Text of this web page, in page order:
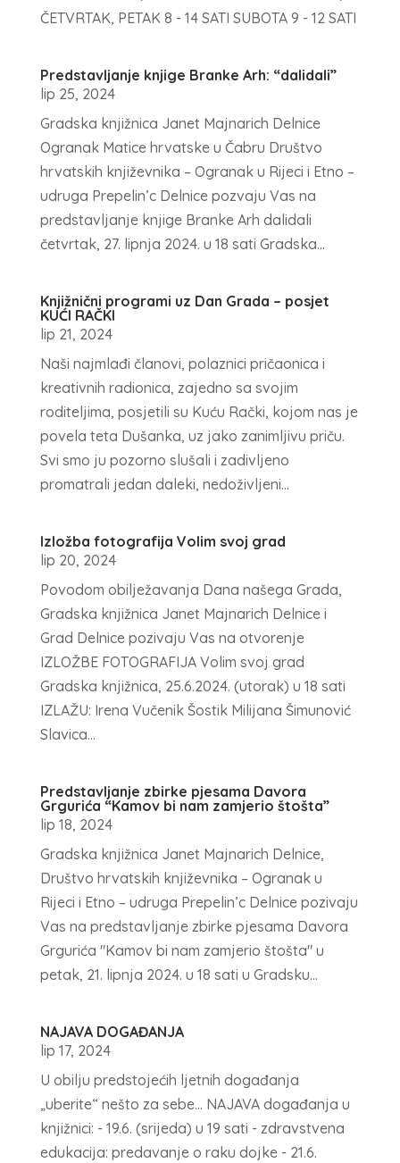
ČETVRTAK, PETAK 8 - 14 SATI SUBOTA 9 - 12 SATI
Predstavljanje knjige Branke Arh: “dalidali”
lip 25, 2024
Gradska knjižnica Janet Majnarich Delnice
Ogranak Matice hrvatske u Čabru Društvo
hrvatskih književnika – Ogranak u Rijeci i Etno –
udruga Prepelin’c Delnice pozvaju Vas na
predstavljanje knjige Branke Arh dalidali
četvrtak, 27. lipnja 2024. u 18 sati Gradska...
Knjižnični programi uz Dan Grada – posjet
KUĆI RAČKI
lip 21, 2024
Naši najmlađi članovi, polaznici pričaonica i
kreativnih radionica, zajedno sa svojim
roditeljima, posjetili su Kuću Rački, kojom nas je
povela teta Dušanka, uz jako zanimljivu priču.
Svi smo ju pozorno slušali i zadivljeno
promatrali jedan daleki, nedoživljeni...
Izložba fotografija Volim svoj grad
lip 20, 2024
Povodom obilježavanja Dana našega Grada,
Gradska knjižnica Janet Majnarich Delnice i
Grad Delnice pozivaju Vas na otvorenje
IZLOŽBE FOTOGRAFIJA Volim svoj grad
Gradska knjižnica, 25.6.2024. (utorak) u 18 sati
IZLAŽU: Irena Vučenik Šostik Milijana Šimunović
Slavica...
Predstavljanje zbirke pjesama Davora
Grgurića “Kamov bi nam zamjerio štošta”
lip 18, 2024
Gradska knjižnica Janet Majnarich Delnice,
Društvo hrvatskih književnika – Ogranak u
Rijeci i Etno – udruga Prepelin’c Delnice pozivaju
Vas na predstavljanje zbirke pjesama Davora
Grgurića "Kamov bi nam zamjerio štošta" u
petak, 21. lipnja 2024. u 18 sati u Gradsku...
NAJAVA DOGAĐANJA
lip 17, 2024
U obilju predstojećih ljetnih događanja
„uberite“ nešto za sebe… NAJAVA događanja u
knjižnici: - 19.6. (srijeda) u 19 sati - zdravstvena
edukacija: predavanje o raku dojke - 21.6.